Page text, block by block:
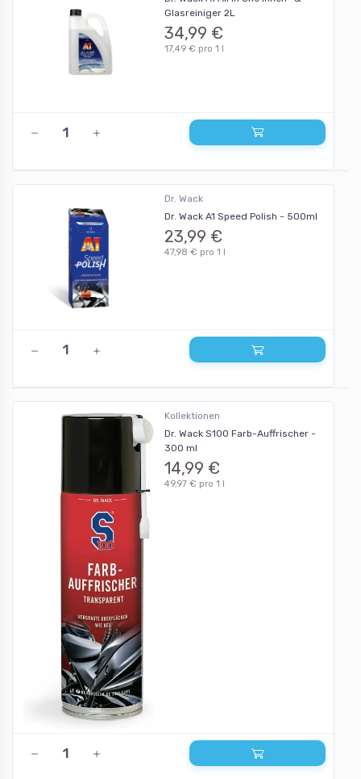
Glasreiniger 2L
34,99 €
17,49 € pro 1 l
Dr. Wack
Dr. Wack A1 Speed Polish - 500ml
23,99 €
47,98 € pro 1 l
Kollektionen
Dr. Wack S100 Farb-Auffrischer -
300 ml
14,99 €
49,97 € pro 1 l